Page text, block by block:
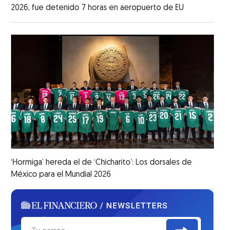
2026, fue detenido 7 horas en aeropuerto de EU
‘Hormiga’ hereda el de ‘Chicharito’: Los dorsales de
México para el Mundial 2026